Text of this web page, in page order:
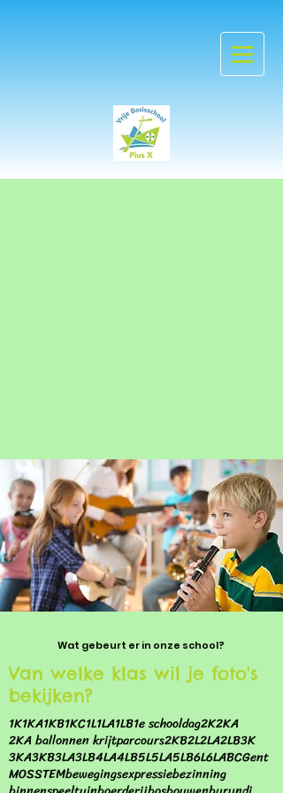
Wat gebeurt er in onze school?
Van welke klas wil je foto's
bekijken?
1K1KA1KB1KC1L1LA1LB1e schooldag2K2KA
2KA ballonnen krijtparcours2KB2L2LA2LB3K
3KA3KB3LA3LB4LA4LB5L5LA5LB6L6LABCGent
MOSSTEMbewegingsexpressiebezinning